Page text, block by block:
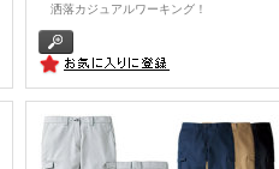
洒落カジュアルワーキング！